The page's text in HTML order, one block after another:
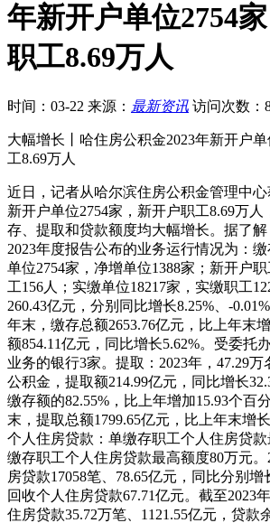
年新开户单位2754
职工8.69万人
时间：03-22 来源： 最新资讯 访问次数：
大幅增长丨哈住房公积金2023年新开户
工8.69万人
近日，记者从哈尔滨住房公积金管理中
新开户单位2754家，新开户职工8.69万
存、提取和贷款额度均大幅增长。据了
2023年度报告公布的业务运行情况为：
单位2754家，净增单位1388家；新开户
工156人；实缴单位18217家，实缴职工
260.43亿元，分别同比增长8.25%、-
年末，缴存总额2653.76亿元，比上年末
额854.11亿元，同比增长5.62%。受委托
业务的银行3家。提取：2023年，47.29
公积金，提取额214.99亿元，同比增长
缴存额的82.55%，比上年增加15.93个百
末，提取总额1799.65亿元，比上年末增
个人住房贷款：单缴存职工个人住房贷
缴存职工个人住房贷款最高额度80万元
房贷款17058笔、78.65亿元，同比分别增
回收个人住房贷款67.71亿元。截至2023
住房贷款35.72万笔、1121.55亿元，贷款